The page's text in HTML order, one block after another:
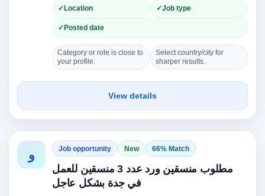
Location Job type
Posted date
Category or role is close to
your profile.
Select country/city for
sharper results.
View details
و Job opportunity New 66% Match
مطلوب منسقين ورد عدد 3 منسقين للعمل
في جدة بشكل عاجل